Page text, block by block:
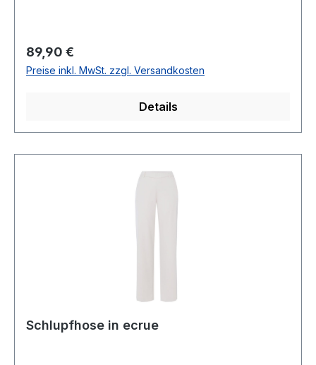
BundMit EingrifftaschenFußweite: 32 cm mit
kleinem Aufschlag100 % Polyester 30 °
waschbarModell Nr.: 722.610Farbe: 598
Regulärer Preis:
89,90 €
Preise inkl. MwSt. zzgl. Versandkosten
Details
Schlupfhose in ecrue